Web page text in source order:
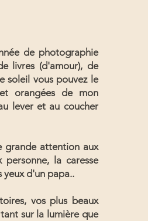
de photographie
livres (d'amour), de
soleil vous pouvez le
orangées de mon
lever et au coucher
grande attention aux
la caresse
yeux d'un papa..
vos plus beaux
sur la lumière que